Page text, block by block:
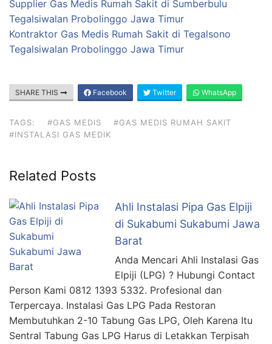
Supplier Gas Medis Rumah Sakit di Sumberbulu
Tegalsiwalan Probolinggo Jawa Timur
Kontraktor Gas Medis Rumah Sakit di Tegalsono
Tegalsiwalan Probolinggo Jawa Timur
SHARE THIS Facebook Twitter WhatsApp
TAGS: #GAS MEDIS
#GAS MEDIS RUMAH SAKIT
#INSTALASI GAS MEDIK
Related Posts
Ahli Instalasi Pipa Gas Elpiji
di Sukabumi Sukabumi Jawa
Barat
Anda Mencari Ahli Instalasi Gas
Elpiji (LPG) ? Hubungi Contact
Person Kami 0812 1393 5332. Profesional dan
Terpercaya. Instalasi Gas LPG Pada Restoran
Membutuhkan 2-10 Tabung Gas LPG, Oleh Karena Itu
Sentral Tabung Gas LPG Harus di Letakkan Terpisah